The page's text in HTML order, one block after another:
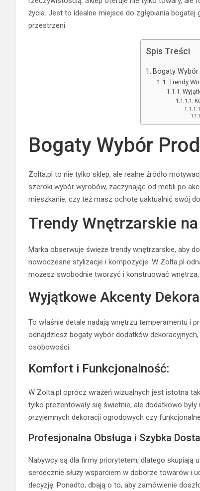
życia. Jest to idealne miejsce do zgłębiania
przestrzeni.
Spis Treści
Bogaty
Trendy
Bogaty Wybór
Zolta.pl to nie tylko sklep, ale realne źródło
szeroki wybór wyrobów, zaczynając od mebli po
mieszkanie, czy też masz ochotę uaktualnić swój
Trendy Wnętrzarskie
Marka obserwuje świeże trendy wnętrzarskie, aby
nowoczesne stylizacje i kompozycje. W Zolta.pl
możesz swobodnie tworzyć i konstruować
Wyjątkowe Akcenty
To właśnie detale nadają wnętrzu temperamentu i
odnajdziesz bogaty wybór dodatków
osobowości.
Komfort i Funkcjonalność:
W Zolta.pl oprócz wrażeń wizualnych jest istotna
tylko prezentowały się świetnie, ale dodatkowo
przyjemnych dekoracji ogrodowych czy
Profesjonalna Obsługa i Szybka
Nabywcy są dla firmy priorytetem, dlatego skupiają
serdecznie służy wsparciem w doborze towarów i
decyzję. Ponadto, dbają o to, aby zamówienie